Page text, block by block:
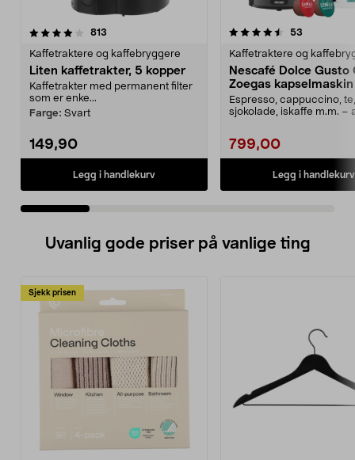
813
Kaffetraktere og kaffebryggere
Liten kaffetrakter, 5 kopper
Kaffetrakter med permanent filter
som er enke...
Farge: Svart
149,90
Legg i handlekurv
4.5 av 5 stjerner 53
Kaffetraktere og
Nescafé Dolce Gusto
Zoegas kapselmaskin
Espresso, cappuccino,
sjokolade, iskaffe m.m. –
799,00
Legg i handlekurv
4.5 av 5 stjerner
Uvanlig gode priser på vanlige ting
Sjekk prisen